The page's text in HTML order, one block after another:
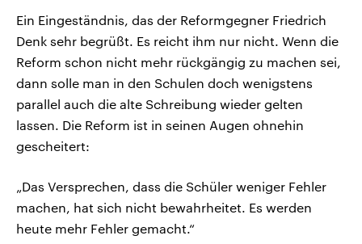
Ein Eingeständnis, das der Reformgegner Friedrich
Denk sehr begrüßt. Es reicht ihm nur nicht. Wenn die
Reform schon nicht mehr rückgängig zu machen sei,
dann solle man in den Schulen doch wenigstens
parallel auch die alte Schreibung wieder gelten
lassen. Die Reform ist in seinen Augen ohnehin
gescheitert:
„Das Versprechen, dass die Schüler weniger Fehler
machen, hat sich nicht bewahrheitet. Es werden
heute mehr Fehler gemacht.“